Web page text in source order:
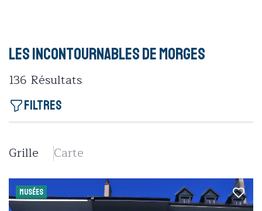
Les incontournables de Morges
136 Résultats
Filtres
Grille Carte
MUSÉES